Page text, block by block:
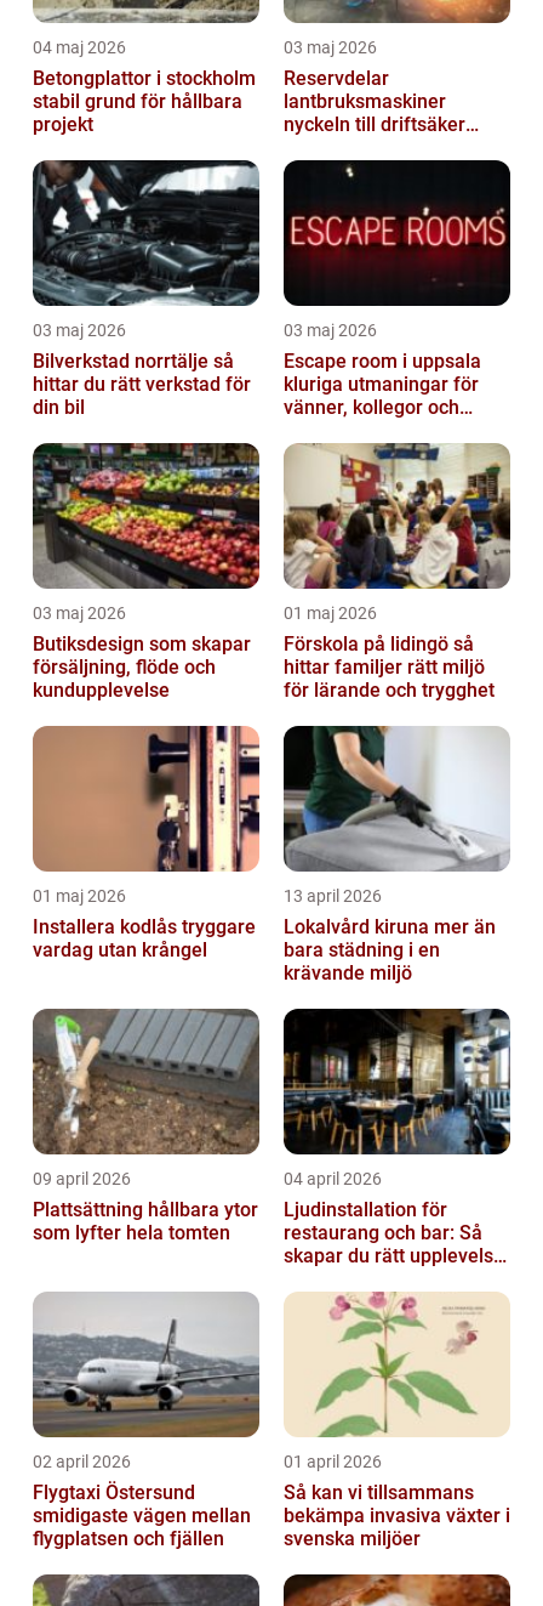
04 maj 2026
Betongplattor i stockholm
stabil grund för hållbara
projekt
03 maj 2026
Reservdelar
lantbruksmaskiner
nyckeln till driftsäker
03 maj 2026
Bilverkstad norrtälje så
hittar du rätt verkstad för
din bil
03 maj 2026
Escape room i uppsala
kluriga utmaningar för
vänner, kollegor och
03 maj 2026
Butiksdesign som skapar
försäljning, flöde och
kundupplevelse
01 maj 2026
Förskola på lidingö så
hittar familjer rätt miljö
för lärande och trygghet
01 maj 2026
Installera kodlås tryggare
vardag utan krångel
13 april 2026
Lokalvård kiruna mer än
bara städning i en
krävande miljö
09 april 2026
Plattsättning hållbara ytor
som lyfter hela tomten
04 april 2026
Ljudinstallation för
restaurang och bar: Så
skapar du rätt upplevelse
02 april 2026
Flygtaxi Östersund
smidigaste vägen mellan
flygplatsen och fjällen
01 april 2026
Så kan vi tillsammans
bekämpa invasiva växter i
svenska miljöer